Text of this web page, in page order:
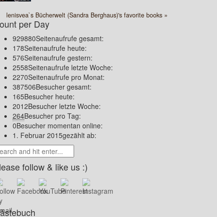
lenisvea`s Bücherwelt (Sandra Berghaus)'s favorite books »
per Day
929880Seitenaufrufe gesamt:
178Seitenaufrufe heute:
576Seitenaufrufe gestern:
2558Seitenaufrufe letzte Woche:
2270Seitenaufrufe pro Monat:
387506Besucher gesamt:
165Besucher heute:
2012Besucher letzte Woche:
264Besucher pro Tag:
0Besucher momentan online:
1. Februar 2015gezählt ab:
follow & like us :)